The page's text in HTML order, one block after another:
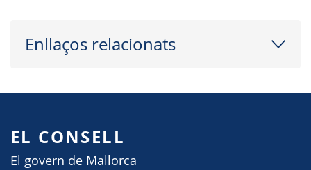
Enllaços relacionats
EL CONSELL
El govern de Mallorca